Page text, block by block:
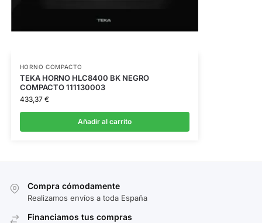
HORNO COMPACTO
TEKA HORNO HLC8400 BK NEGRO
COMPACTO 111130003
433,37 €
Añadir al carrito
Compra cómodamente
Realizamos envíos a toda España
Financiamos tus compras